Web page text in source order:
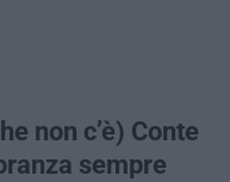
non c’è) Conte
sempre